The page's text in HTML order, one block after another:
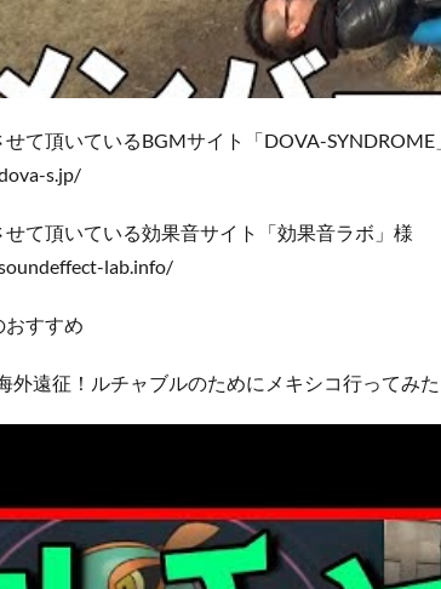
せて頂いているBGMサイト「DOVA-SYNDROME
s.jp/
せて頂いている効果音サイト「効果音ラボ」様
lab.info/
おすすめ
外遠征！ルチャブルのためにメキシコ行ってみた